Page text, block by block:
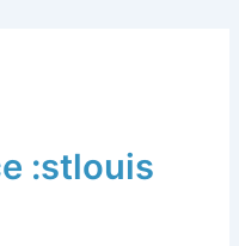
:stlouis